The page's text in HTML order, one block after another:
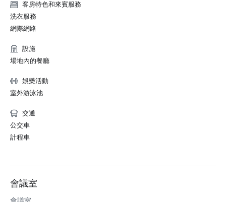
客房特色和來賓服務
洗衣服務
網際網路
設施
場地內的餐廳
娛樂活動
室外游泳池
交通
公交車
計程車
會議室